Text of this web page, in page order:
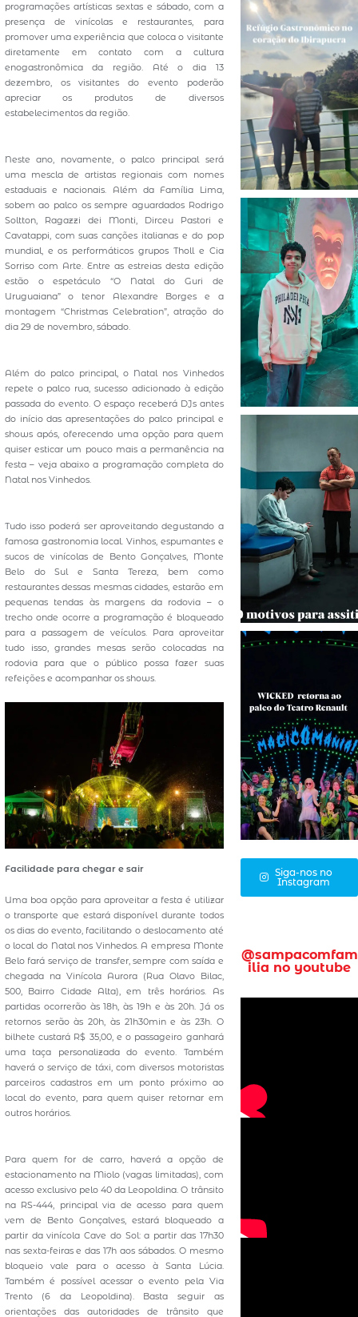
programações artísticas sextas e sábado, com a
presença de vinícolas e restaurantes, para
promover uma experiência que coloca o visitante
diretamente em contato com a cultura
enogastronômica da região. Até o dia 13
dezembro, os visitantes do evento poderão
apreciar os produtos de diversos
estabelecimentos da região.
Neste ano, novamente, o palco principal será
uma mescla de artistas regionais com nomes
estaduais e nacionais. Além da Família Lima,
sobem ao palco os sempre aguardados Rodrigo
Soltton, Ragazzi dei Monti, Dirceu Pastori e
Cavatappi, com suas canções italianas e do pop
mundial, e os performáticos grupos Tholl e Cia
Sorriso com Arte. Entre as estreias desta edição
estão o espetáculo “O Natal do Guri de
Uruguaiana” o tenor Alexandre Borges e a
montagem “Christmas Celebration”, atração do
dia 29 de novembro, sábado.
Além do palco principal, o Natal nos Vinhedos
repete o palco rua, sucesso adicionado à edição
passada do evento. O espaço receberá DJs antes
do início das apresentações do palco principal e
shows após, oferecendo uma opção para quem
quiser esticar um pouco mais a permanência na
festa – veja abaixo a programação completa do
Natal nos Vinhedos.
Tudo isso poderá ser aproveitando degustando a
famosa gastronomia local. Vinhos, espumantes e
sucos de vinícolas de Bento Gonçalves, Monte
Belo do Sul e Santa Tereza, bem como
restaurantes dessas mesmas cidades, estarão em
pequenas tendas às margens da rodovia – o
trecho onde ocorre a programação é bloqueado
para a passagem de veículos. Para aproveitar
tudo isso, grandes mesas serão colocadas na
rodovia para que o público possa fazer suas
refeições e acompanhar os shows.
Facilidade para chegar e sair
Uma boa opção para aproveitar a festa é utilizar
o transporte que estará disponível durante todos
os dias do evento, facilitando o deslocamento até
o local do Natal nos Vinhedos. A empresa Monte
Belo fará serviço de transfer, sempre com saída e
chegada na Vinícola Aurora (Rua Olavo Bilac,
500, Bairro Cidade Alta), em três horários. As
partidas ocorrerão às 18h, às 19h e às 20h. Já os
retornos serão às 20h, às 21h30min e às 23h. O
bilhete custará R$ 35,00, e o passageiro ganhará
uma taça personalizada do evento. Também
haverá o serviço de táxi, com diversos motoristas
parceiros cadastros em um ponto próximo ao
local do evento, para quem quiser retornar em
outros horários.
Para quem for de carro, haverá a opção de
estacionamento na Miolo (vagas limitadas), com
acesso exclusivo pelo 40 da Leopoldina. O trânsito
na RS-444, principal via de acesso para quem
vem de Bento Gonçalves, estará bloqueado a
partir da vinícola Cave do Sol: a partir das 17h30
nas sexta-feiras e das 17h aos sábados. O mesmo
bloqueio vale para o acesso à Santa Lúcia.
Também é possível acessar o evento pela Via
Trento (6 da Leopoldina). Basta seguir as
orientações das autoridades de trânsito que
Siga-nos no
Instagram
@sampacomfam
ilia no youtube